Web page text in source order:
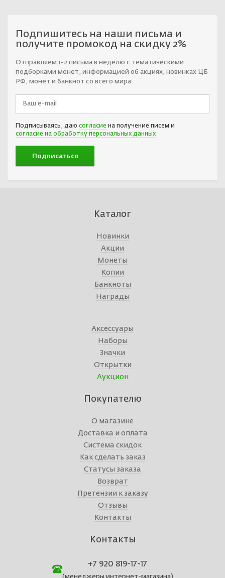
Подпишитесь на наши письма и
получите промокод на скидку 2%
Отправляем 1-2 письма в неделю с тематическими
подборками монет, информацией об акциях, новинках ЦБ
РФ, монет и банкнот со всего мира.
Подписываясь, даю согласие на получение писем и
согласие на обработку персональных данных
Каталог
Новинки
Акции
Монеты
Копии
Банкноты
Награды
Аксессуары
Наборы
Значки
Открытки
Аукцион
Покупателю
О магазине
Доставка и оплата
Система скидок
Как сделать заказ
Статусы заказа
Возврат
Претензии к заказу
Отзывы
Контакты
Контакты
+7 920 819-17-17